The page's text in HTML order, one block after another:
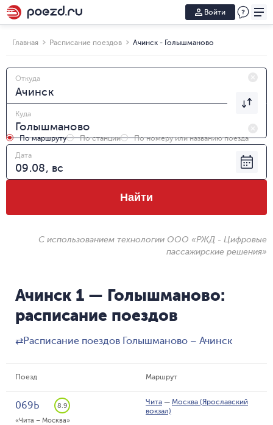
Войти
Главная Расписание поездов Ачинск - Голышманово
Откуда
Куда
По маршруту По станции
По номеру или названию поезда
Дата
Найти
С использованием технологии ООО «РЖД - Цифровые
пассажирские решения»
Ачинск 1 — Голышманово:
расписание поездов
⇄Расписание поездов Голышманово – Ачинск
Поезд Маршрут
069Ь
8.9
«Чита – Москва»
Чита — Москва (Ярославский
вокзал)